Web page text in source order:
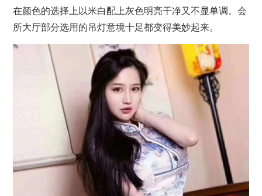
在颜色的选择上以米白配上灰色明亮干净又不显单调。会
所大厅部分选用的吊灯意境十足都变得美妙起来。